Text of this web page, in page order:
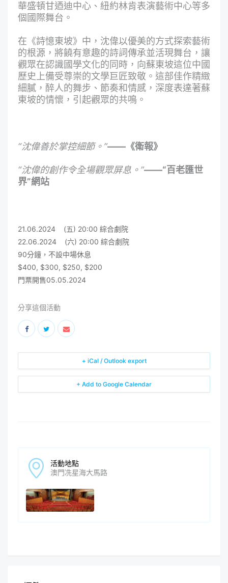
華盛頓甘迺迪中心、紐約林肯表演藝術中心等多
個國際舞台。
在《詩憶東坡》中，沈偉以優美的方式探索藝術
的根源，將饒有意趣的詩詞傳承並活現舞台，讓
觀眾在認識國學文化的同時，向蘇東坡這位中國
歷史上備受尊崇的文學巨匠致敬。這部佳作精緻
細膩，醉人的舞步、節奏和情感，深度表達著蘇
東坡的情懷，引起觀眾的共鳴。
“沈偉善於掌控細節。”—— 《衛報》
“沈偉的創作令全場觀眾屏息。”——“百老匯世
界”網站
21.06.2024 (五) 20:00 綜合劇院
22.06.2024 (六) 20:00 綜合劇院
90分鐘，不設中場休息
$400, $300, $250, $200
門票開售05.05.2024
分享這個活動
+ Add to Google Calendar
+ iCal / Outlook export
活動地點
澳門冼星海大馬路